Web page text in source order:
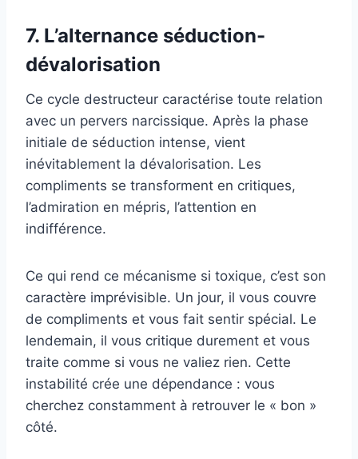
7. L’alternance séduction-
dévalorisation
Ce cycle destructeur caractérise toute relation
avec un pervers narcissique. Après la phase
initiale de séduction intense, vient
inévitablement la dévalorisation. Les
compliments se transforment en critiques,
l’admiration en mépris, l’attention en
indifférence.
Ce qui rend ce mécanisme si toxique, c’est son
caractère imprévisible. Un jour, il vous couvre
de compliments et vous fait sentir spécial. Le
lendemain, il vous critique durement et vous
traite comme si vous ne valiez rien. Cette
instabilité crée une dépendance : vous
cherchez constamment à retrouver le « bon »
côté.